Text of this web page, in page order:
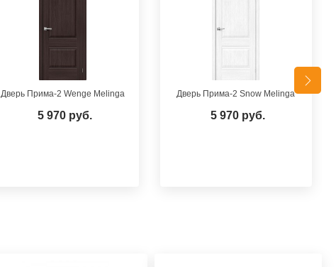
Дверь Прима-2 Wenge Melinga
5 970 руб.
Дверь Прима-2 Snow Melinga
5 970 руб.